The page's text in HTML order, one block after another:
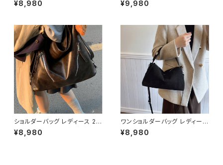
メンズ 男女兼用 軽量 カジュア
通学 旅行 サブバッグ 無地 ブラ
ック グレー ワンサイズ K-B026
0
¥8,980
勤 通学 ビジネスリュック A4対
トドア ブラック グレー ピンク ベ
ージュ ワンサイズ K-B0265
¥9,980
ショルダーバッグ レディース 2W
AY 大容量 ワンショルダー 斜め
がけバッグ レザー調 ビッグバッ
¥8,980
ワンショルダーバッグ レディース
2WAY ハーフムーンバッグ スエ
ード調 レザー調 斜めがけバッ
¥8,980